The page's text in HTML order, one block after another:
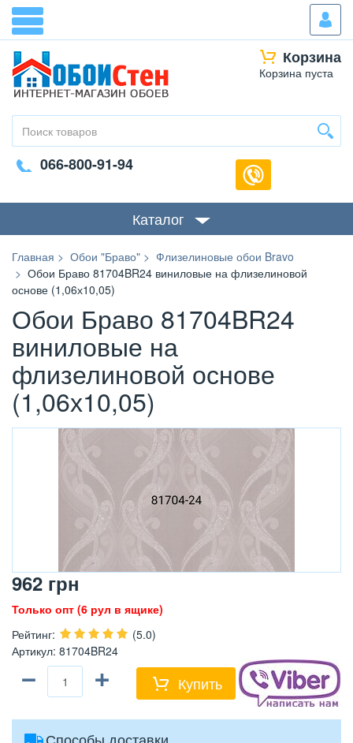
Корзина
Корзина пуста
066-800-91-94
Каталог
Главная Обои "Браво"
Флизелиновые обои Bravo
Обои Браво 81704BR24 виниловые на флизелиновой
основе (1,06х10,05)
Обои Браво 81704BR24
виниловые на
флизелиновой основе
(1,06х10,05)
962 грн
Только опт (6 рул в ящике)
Рейтинг:
(5.0)
Артикул: 81704BR24
− + Купить